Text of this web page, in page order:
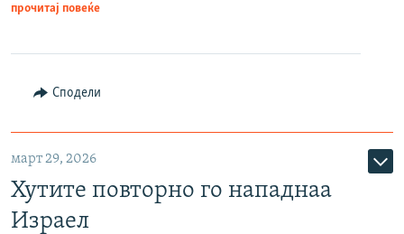
прочитај повеќе
Сподели
март 29, 2026
Хутите повторно го нападнаа
Израел